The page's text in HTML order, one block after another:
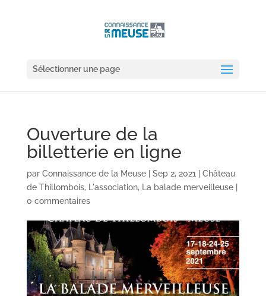
Sélectionner une page
Ouverture de la
billetterie en ligne
par Connaissance de la Meuse| Sep 2, 2021
Château
de Thillombois, L'association, La balade merveilleuse|
0 commentaires